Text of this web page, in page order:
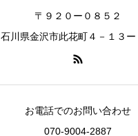
〒９２０ー０８５２
石川県金沢市此花町４－１３ー
お電話でのお問い合わせ
070-9004-2887